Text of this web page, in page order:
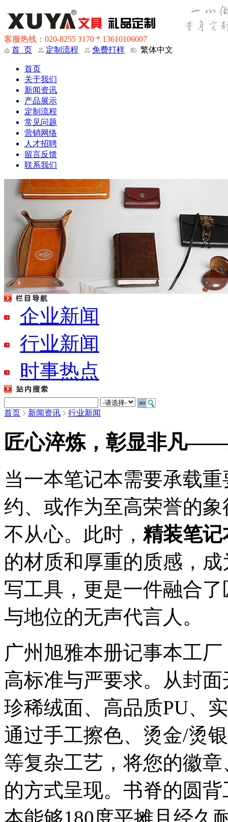
客服热线：020-8255 3170 * 13610106007
首 页
定制流程 免费打样 繁体中文
首页
关于我们
新闻资讯
产品展示
定制流程
常见问题
营销网络
人才招聘
留言反馈
联系我们
广州记事本定做
null
企业新闻
行业新闻
时事热点
首页 新闻资讯 行业新闻
匠心淬炼，彰显非凡
当一本笔记本需要承载
约、或作为至高荣誉的
不从心。此时，精装笔记
的材质和厚重的质感，
写工具，更是一件融合
与地位的无声代言人。
广州旭雅本册记事本工
高标准与严要求。从封
珍稀绒面、高品质PU、
通过手工擦色、烫金/烫
等复杂工艺，将您的徽
的方式呈现。书脊的圆